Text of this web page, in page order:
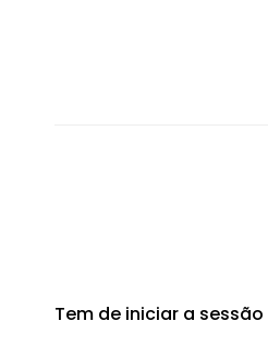
Tem de iniciar a sessão